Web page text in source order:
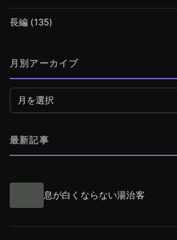
長編 (135)
月別アーカイブ
月別アーカイブ
最新記事
息が白くならない湯治客